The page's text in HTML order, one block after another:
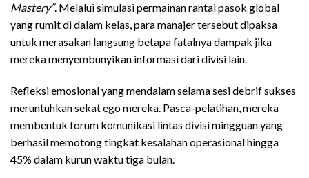
Mastery”. Melalui simulasi permainan rantai pasok global
yang rumit di dalam kelas, para manajer tersebut dipaksa
untuk merasakan langsung betapa fatalnya dampak jika
mereka menyembunyikan informasi dari divisi lain.
Refleksi emosional yang mendalam selama sesi debrif sukses
meruntuhkan sekat ego mereka. Pasca-pelatihan, mereka
membentuk forum komunikasi lintas divisi mingguan yang
berhasil memotong tingkat kesalahan operasional hingga
45% dalam kurun waktu tiga bulan.